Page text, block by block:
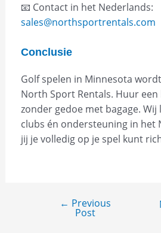
📧 Contact in het Nederlands:
sales@northsportrentals.com
Conclusie
Golf spelen in Minnesota
North Sport Rentals. Huur
zonder gedoe met bagage.
clubs én ondersteuning in het
jij je volledig op je spel kunt
← Previous
Post